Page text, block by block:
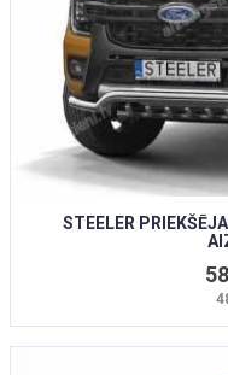
STEELER